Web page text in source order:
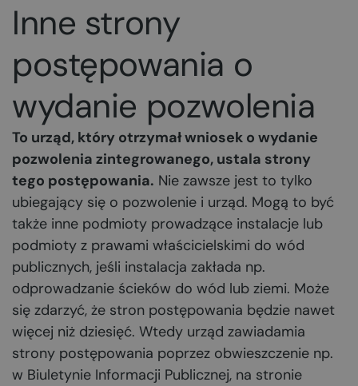
Inne strony
postępowania o
wydanie pozwolenia
To urząd, który otrzymał wniosek o wydanie
pozwolenia zintegrowanego, ustala strony
tego postępowania. Nie zawsze jest to tylko
ubiegający się o pozwolenie i urząd. Mogą to być
także inne podmioty prowadzące instalacje lub
podmioty z prawami właścicielskimi do wód
publicznych, jeśli instalacja zakłada np.
odprowadzanie ścieków do wód lub ziemi. Może
się zdarzyć, że stron postępowania będzie nawet
więcej niż dziesięć. Wtedy urząd zawiadamia
strony postępowania poprzez obwieszczenie np.
w Biuletynie Informacji Publicznej, na stronie